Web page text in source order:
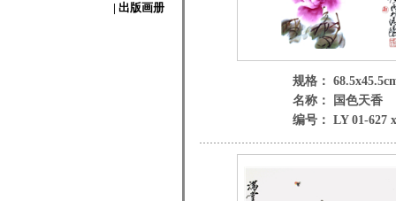
| 出版画册
规格：
名称： 国色天香
编号： LY 01-627 x